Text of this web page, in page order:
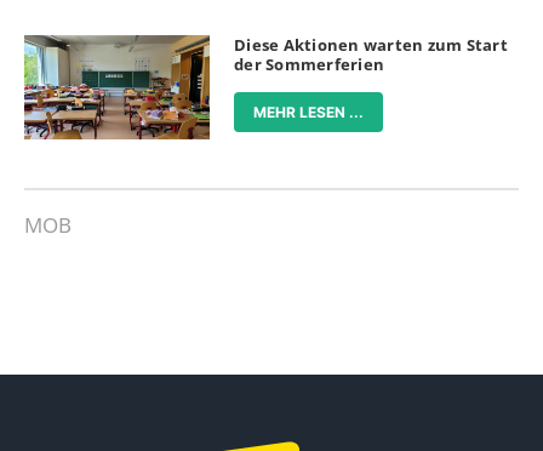
Diese Aktionen warten zum Start
der Sommerferien
MEHR LESEN ...
MOB